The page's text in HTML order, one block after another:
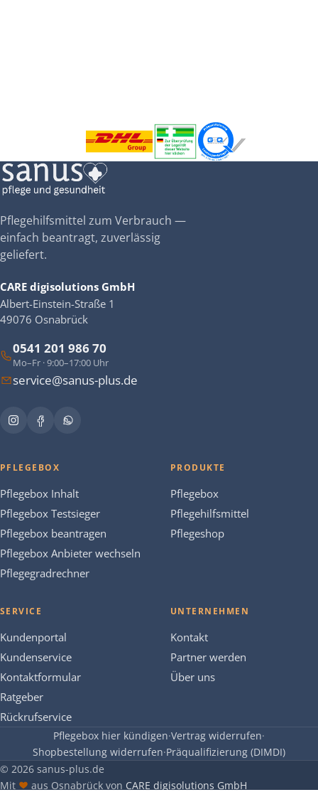
Pflegehilfsmittel zum Verbrauch —
einfach beantragt, zuverlässig
geliefert.
CARE digisolutions GmbH
Albert-Einstein-Straße 1
49076 Osnabrück
0541 201 986 70
Mo–Fr · 9:00–17:00 Uhr
service@sanus-plus.de
PFLEGEBOX
Pflegebox Inhalt
Pflegebox Testsieger
Pflegebox beantragen
Pflegebox Anbieter wechseln
Pflegegradrechner
PRODUKTE
Pflegebox
Pflegehilfsmittel
Pflegeshop
SERVICE
Kundenportal
Kundenservice
Kontaktformular
Ratgeber
Rückrufservice
UNTERNEHMEN
Kontakt
Partner werden
Über uns
Pflegebox hier kündigen·Vertrag widerrufen·
Shopbestellung widerrufen·Präqualifizierung (DIMDI)
© 2026 sanus-plus.de
Mit
aus Osnabrück von CARE digisolutions GmbH